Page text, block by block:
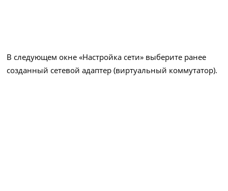
В следующем окне «Настройка сети» выберите ранее
созданный сетевой адаптер (виртуальный коммутатор).